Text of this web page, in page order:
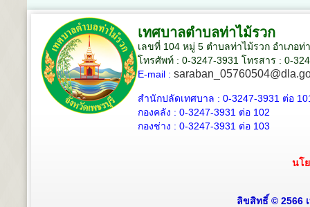
เทศบาลตำบลท่าไม้รวก
เลขที่ 104 หมู่ 5 ตำบลท่าไม้รวก อำเภอท่
โทรศัพท์ : 0-3247-3931 โทรสาร : 0-
E-mail :
สำนักปลัดเทศบาล : 0-3247-3931 ต่อ
กองคลัง : 0-3247-3931 ต่อ 102
กองช่าง : 0-3247-3931 ต่อ 103
นโ
ลิขสิทธิ์ © 2566